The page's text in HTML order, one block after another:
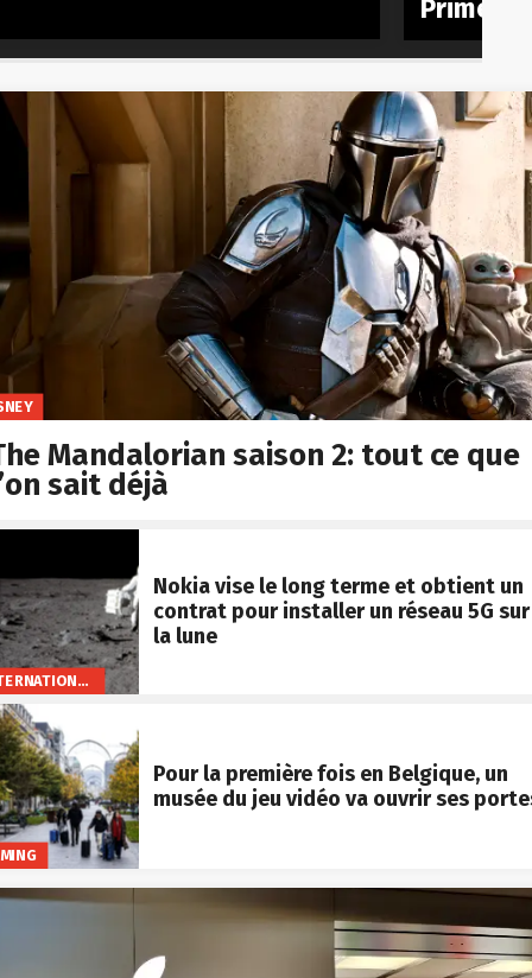
Mandalorian saison 2: tout ce que
sait déjà
INTERNATIONAL
Nokia vise le long terme et obtient un
contrat pour installer un réseau 5G sur
la lune
Pour la première fois en Belgique, un
musée du jeu vidéo va ouvrir ses
Prime